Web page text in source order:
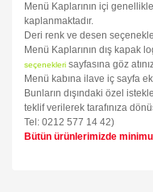
Menü Kaplarının içi
kaplanmaktadır.
Deri renk ve desen
Menü Kaplarının dış kapak
seçenekleri sayfasına göz
Menü kabına ilave iç sayfa
Bunların dışındaki özel
teklif verilerek tarafınıza
Tel: 0212 577 14 42)
Bütün ürünlerimizde